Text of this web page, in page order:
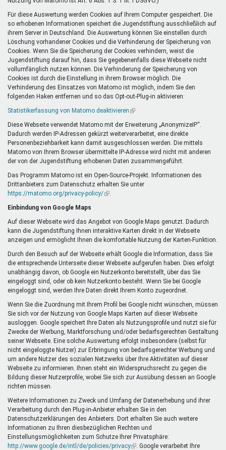
Für diese Auswertung werden Cookies auf Ihrem Computer gespeichert. Die
so erhobenen Informationen speichert die Jugendstiftung ausschließlich auf
ihrem Server in Deutschland. Die Auswertung können Sie einstellen durch
Löschung vorhandener Cookies und die Verhinderung der Speicherung von
Cookies. Wenn Sie die Speicherung der Cookies verhindern, weist die
Jugendstiftung darauf hin, dass Sie gegebenenfalls diese Webseite nicht
vollumfänglich nutzen können. Die Verhinderung der Speicherung von
Cookies ist durch die Einstellung in ihrem Browser möglich. Die
Verhinderung des Einsatzes von Matomo ist möglich, indem Sie den
folgenden Haken entfernen und so das Opt-out-Plug-in aktivieren:
Statistikerfassung von Matomo deaktivieren (Link
extern)
Diese Webseite verwendet Matomo mit der Erweiterung „AnonymizeIP“.
Dadurch werden IP-Adressen gekürzt weiterverarbeitet, eine direkte
Personenbeziehbarkeit kann damit ausgeschlossen werden. Die mittels
Matomo von Ihrem Browser übermittelte IP-Adresse wird nicht mit anderen
der von der Jugendstiftung erhobenen Daten zusammengeführt.
Das Programm Matomo ist ein Open-Source-Projekt. Informationen des
Drittanbieters zum Datenschutz erhalten Sie unter
https://matomo.org/privacy-policy/(Link
Einbindung von Google Maps
Auf dieser Webseite wird das Angebot von Google Maps genutzt. Dadurch
kann die Jugendstiftung Ihnen interaktive Karten direkt in der Webseite
anzeigen und ermöglicht Ihnen die komfortable Nutzung der Karten-Funktion.
Durch den Besuch auf der Webseite erhält Google die Information, dass Sie
die entsprechende Unterseite dieser Webseite aufgerufen haben. Dies erfolgt
unabhängig davon, ob Google ein Nutzerkonto bereitstellt, über das Sie
eingeloggt sind, oder ob kein Nutzerkonto besteht. Wenn Sie bei Google
eingeloggt sind, werden Ihre Daten direkt Ihrem Konto zugeordnet.
Wenn Sie die Zuordnung mit Ihrem Profil bei Google nicht wünschen, müssen
Sie sich vor der Nutzung von Google Maps Karten auf dieser Webseite
ausloggen. Google speichert Ihre Daten als Nutzungsprofile und nutzt sie für
Zwecke der Werbung, Marktforschung und/oder bedarfsgerechten Gestaltung
seiner Webseite. Eine solche Auswertung erfolgt insbesondere (selbst für
nicht eingeloggte Nutzer) zur Erbringung von bedarfsgerechter Werbung und
um andere Nutzer des sozialen Netzwerks über Ihre Aktivitäten auf dieser
Webseite zu informieren. Ihnen steht ein Widerspruchsrecht zu gegen die
Bildung dieser Nutzerprofile, wobei Sie sich zur Ausübung dessen an Google
richten müssen.
Weitere Informationen zu Zweck und Umfang der Datenerhebung und ihrer
Verarbeitung durch den Plug-in-Anbieter erhalten Sie in den
Datenschutzerklärungen des Anbieters. Dort erhalten Sie auch weitere
Informationen zu Ihren diesbezüglichen Rechten und
Einstellungsmöglichkeiten zum Schutze Ihrer Privatsphäre:
http://www.google.de/intl/de/policies/privacy(Link. Google verarbeitet Ihre